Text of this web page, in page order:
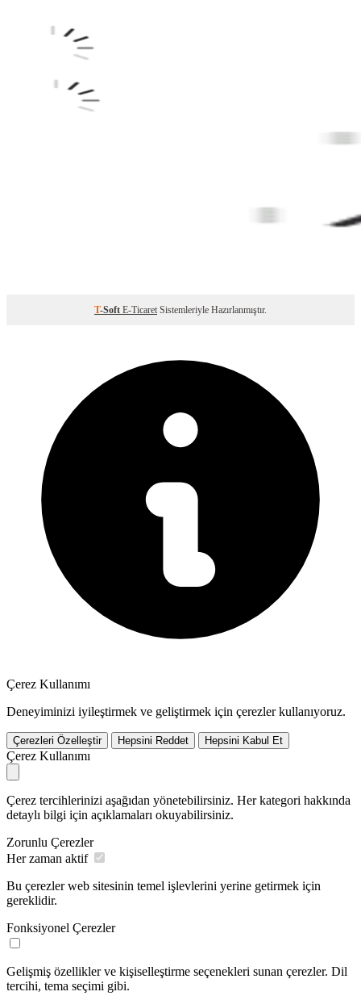
T-Soft E-Ticaret Sistemleriyle Hazırlanmıştır.
Çerez Kullanımı
Deneyiminizi iyileştirmek ve geliştirmek için çerezler kullanıyoruz.
Çerezleri Özelleştir Hepsini Reddet Hepsini Kabul Et
Çerez Kullanımı
Çerez tercihlerinizi aşağıdan yönetebilirsiniz. Her kategori hakkında
detaylı bilgi için açıklamaları okuyabilirsiniz.
Zorunlu Çerezler
Her zaman aktif
Bu çerezler web sitesinin temel işlevlerini yerine getirmek için
gereklidir.
Fonksiyonel Çerezler
Gelişmiş özellikler ve kişiselleştirme seçenekleri sunan çerezler. Dil
tercihi, tema seçimi gibi.